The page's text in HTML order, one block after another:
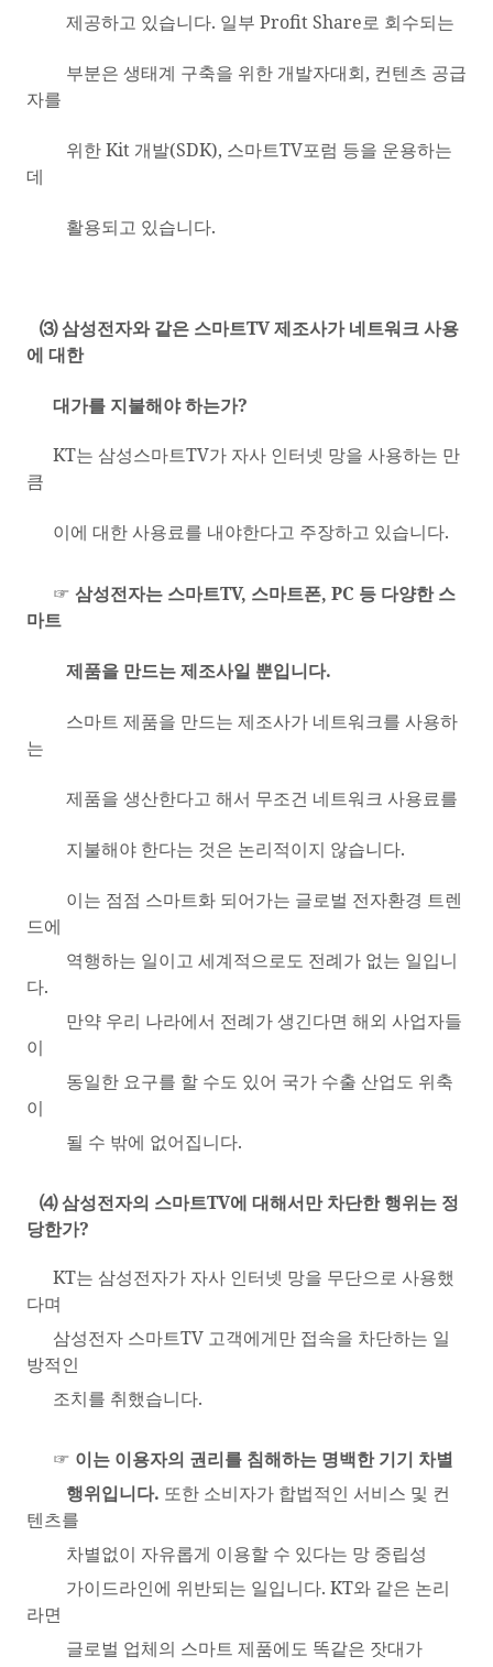
제공하고 있습니다. 일부 Profit Share로 회수되는
부분은 생태계 구축을 위한 개발자대회, 컨텐츠 공급
자를
위한Kit 개발(SDK), 스마트TV포럼 등을 운용하는
데
활용되고 있습니다.
⑶ 삼성전자와 같은 스마트TV제조사가 네트워크 사용
에 대한
대가를 지불해야 하는가?
KT는 삼성스마트TV가 자사 인터넷 망을 사용하는 만
큼
이에 대한 사용료를 내야한다고 주장하고 있습니다.
☞ 삼성전자는 스마트TV, 스마트폰, PC 등 다양한 스
마트
제품을 만드는 제조사일 뿐입니다.
스마트 제품을 만드는 제조사가 네트워크를 사용하
는
제품을 생산한다고 해서 무조건 네트워크 사용료를
지불해야 한다는 것은 논리적이지 않습니다.
이는 점점 스마트화 되어가는 글로벌 전자환경 트렌
드에
역행하는 일이고 세계적으로도 전례가 없는 일입니
다.
만약 우리 나라에서 전례가 생긴다면 해외 사업자들
이
동일한 요구를 할 수도 있어 국가 수출 산업도 위축
이
될 수 밖에 없어집니다.
⑷ 삼성전자의 스마트TV에 대해서만 차단한 행위는 정
당한가?
KT는 삼성전자가 자사 인터넷 망을 무단으로 사용했
다며
삼성전자 스마트TV 고객에게만 접속을 차단하는 일
방적인
조치를 취했습니다.
☞ 이는 이용자의 권리를 침해하는 명백한 기기 차별
행위입니다. 또한 소비자가 합법적인 서비스 및 컨
텐츠를
차별없이 자유롭게 이용할 수 있다는 망 중립성
가이드라인에 위반되는 일입니다. KT와 같은 논리
라면
글로벌 업체의 스마트 제품에도 똑같은 잣대가